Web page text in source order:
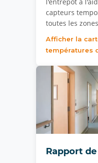
capteurs
toutes les
Afficher la
températures
Rapport